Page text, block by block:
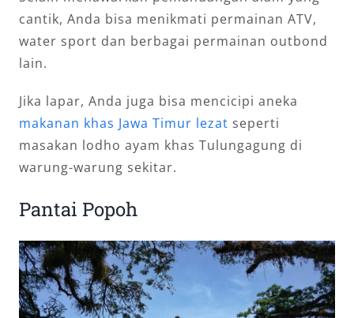
cantik, Anda bisa menikmati permainan ATV,
water sport dan berbagai permainan outbond
lain.
Jika lapar, Anda juga bisa mencicipi aneka
makanan khas Jawa Timur lezat seperti
masakan lodho ayam khas Tulungagung di
warung-warung sekitar.
Pantai Popoh